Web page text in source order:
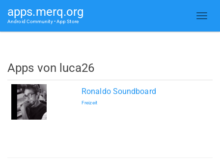
apps.merq.org
Android Community • App Store
Apps von luca26
Ronaldo Soundboard
Freizeit